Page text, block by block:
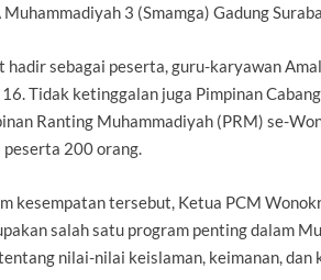
Muhammadiyah 3 (Smamga) Gadung
hadir sebagai peserta, guru-karyawan
Tidak ketinggalan juga Pimpinan
Ranting Muhammadiyah (PRM) se-
200 orang.
kesempatan tersebut, Ketua PCM
salah satu program penting dalam
nilai-nilai keislaman, keimanan, dan